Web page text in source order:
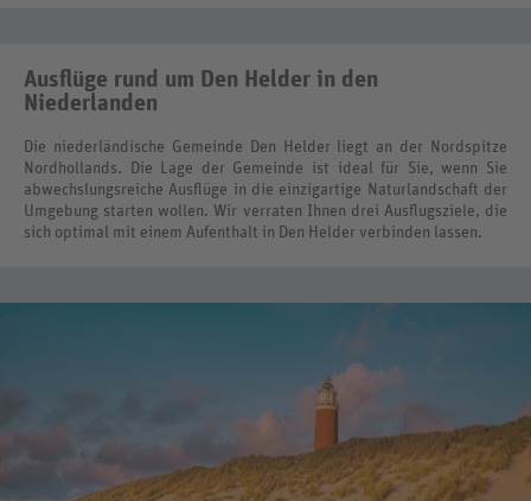
Ausflüge rund um Den Helder in den
Niederlanden
Die niederländische Gemeinde Den Helder liegt an der Nordspitze
Nordhollands. Die Lage der Gemeinde ist ideal für Sie, wenn Sie
abwechslungsreiche Ausflüge in die einzigartige Naturlandschaft der
Umgebung starten wollen. Wir verraten Ihnen drei Ausflugsziele, die
sich optimal mit einem Aufenthalt in Den Helder verbinden lassen.